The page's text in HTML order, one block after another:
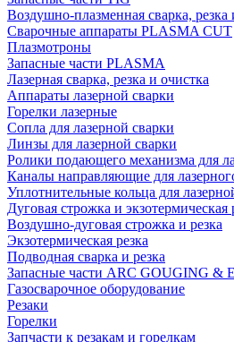
Воздушно-плазменная сварка, резка
Сварочные аппараты PLASMA CUT
Плазмотроны
Запасные части PLASMA
Лазерная сварка, резка и очистка
Аппараты лазерной сварки
Горелки лазерные
Сопла для лазерной сварки
Линзы для лазерной сварки
Ролики подающего механизма для
Каналы направляющие для
Уплотнительные кольца для
Дуговая строжка и экзотермическая
Воздушно-дуговая строжка и резка
Экзотермическая резка
Подводная сварка и резка
Запасные части ARC GOUGING
Газосварочное оборудование
Резаки
Горелки
Запчасти к резакам и горелкам